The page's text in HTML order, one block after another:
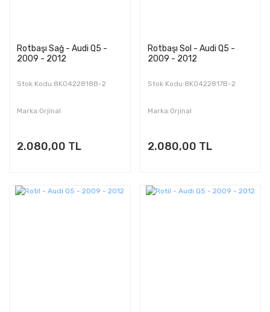
Rotbaşı Sağ - Audi Q5 -
2009 - 2012
Stok Kodu:8K0422818B-2
Marka:Orjinal
2.080,00 TL
Rotbaşı Sol - Audi Q5 -
2009 - 2012
Stok Kodu:8K0422817B-2
Marka:Orjinal
2.080,00 TL